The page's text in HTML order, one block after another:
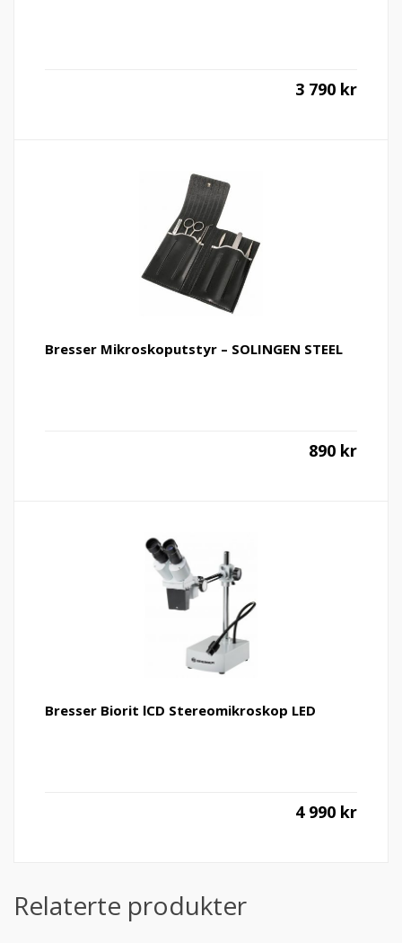
3 790 kr
Bresser Mikroskoputstyr – SOLINGEN STEEL
890 kr
Bresser Biorit lCD Stereomikroskop LED
4 990 kr
Relaterte produkter